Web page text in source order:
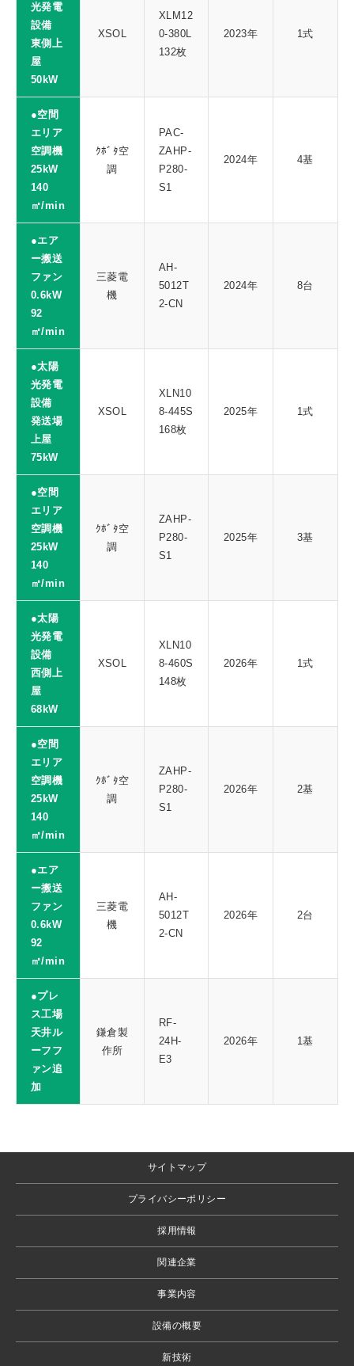
光発電
設備
東側上
屋
50kW
XSOL
XLM12
0-380L
132枚
2023年 1式
●空間
エリア
空調機
25kW
140
㎥/min
ｸﾎﾞﾀ空
調
PAC-
ZAHP-
P280-
S1
2024年 4基
●エア
ー搬送
ファン
0.6kW
92
㎥/min
三菱電
機
AH-
5012T
2-CN
2024年 8台
●太陽
光発電
設備
発送場
上屋
75kW
XSOL
XLN10
8-445S
168枚
2025年 1式
●空間
エリア
空調機
25kW
140
㎥/min
ｸﾎﾞﾀ空
調
ZAHP-
P280-
S1
2025年 3基
●太陽
光発電
設備
西側上
屋
68kW
XSOL
XLN10
8-460S
148枚
2026年 1式
●空間
エリア
空調機
25kW
140
㎥/min
ｸﾎﾞﾀ空
調
ZAHP-
P280-
S1
2026年 2基
●エア
ー搬送
ファン
0.6kW
92
㎥/min
三菱電
機
AH-
5012T
2-CN
2026年 2台
●プレ
ス工場
天井ル
ーフフ
ァン追
加
鎌倉製
作所
RF-
24H-
E3
2026年 1基
サイトマップ
プライバシーポリシー
採用情報
関連企業
事業内容
設備の概要
新技術